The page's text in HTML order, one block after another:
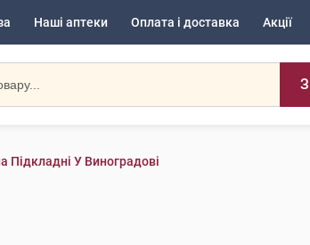
Наші аптеки Оплата і доставка Акції
Підкладні У Виноградові